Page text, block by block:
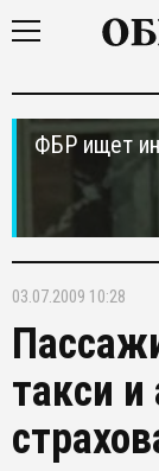
ФБР ищет
03.07.2009 10:28
такси и